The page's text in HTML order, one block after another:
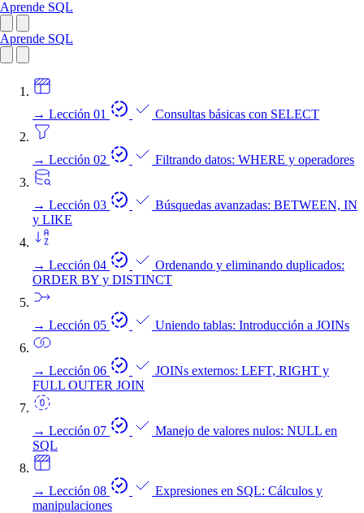
Aprende SQL
Aprende SQL
→ Lección 01 Consultas básicas con SELECT
→ Lección 02 Filtrando datos: WHERE y operadores
→ Lección 03
Búsquedas avanzadas: BETWEEN, IN
y LIKE
→ Lección 04
Ordenando y eliminando duplicados:
ORDER BY y DISTINCT
→ Lección 05 Uniendo tablas: Introducción a JOINs
→ Lección 06
JOINs externos: LEFT, RIGHT y
FULL OUTER JOIN
→ Lección 07
Manejo de valores nulos: NULL en
SQL
→ Lección 08
Expresiones en SQL: Cálculos y
manipulaciones